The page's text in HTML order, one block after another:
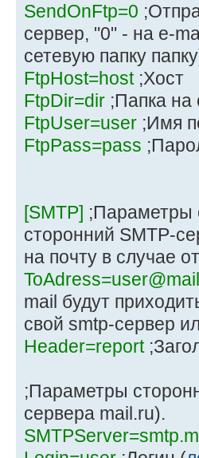
SendOnFtp=0
сервер, "0" - на e-
сетевую папку
FtpHost=host;Хост
FtpDir=dir ;Папка на
FtpUser=user ;Имя
FtpPass=pass
[SMTP] ;Параметры
сторонний SMTP-
на почту в случае
mail будут
свой smtp-сервер
Header=report
;Параметры
сервера mail.ru).